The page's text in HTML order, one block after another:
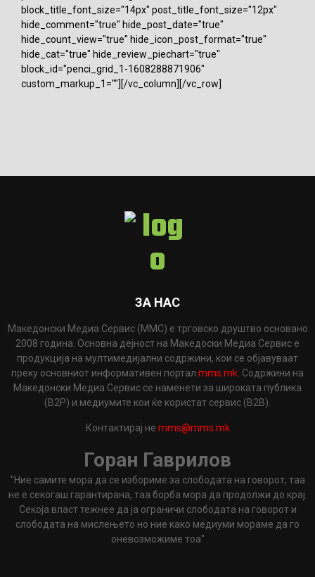
block_title_font_size="14px" post_title_font_size="12px"
hide_comment="true" hide_post_date="true"
hide_count_view="true" hide_icon_post_format="true"
hide_cat="true" hide_review_piechart="true"
block_id="penci_grid_1-1608288871906"
custom_markup_1=""][/vc_column][/vc_row]
ЗА НАС
Македонски Медиа Сервис (ММС) е трговско друштво основано
2008 година. Основна дејност на Македоски Медиа Сервис е
продукција на мултимедијални содржини, кои се објавуваат
преку основниот информативен портал mms.mk . Содржини на
Македонски Медиа Сервис се наменети за широката публика
(B2P) и медиумите кои ќе користат сервис (B2B).
Контактирај не mms@mms.mk
Горан Гаврилов
"Ние самите мора да се избориме за слободата на говорот, таа
не е секогаш гарантирана, таа борба мора да продолжи до крај.
Секоја власт тежнее да ја ограничи слободата на говорот и
слободата на мислењето но ние како медиуми мораме да го
оневозможиме тоа"